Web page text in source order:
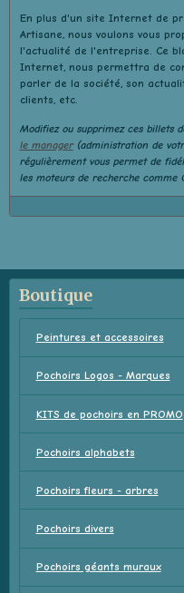
En plus d'un site Internet de
Artisane, nous voulons vous
l'actualité de l'entreprise. Ce
Internet, nous permettra de
parler de la société, son
clients, etc.
Modifiez ou supprimez ces billets
le manager(administration de
régulièrement vous permet de
les moteurs de recherche comme
Boutique
Peintures et accessoires
Pochoirs Logos - Marques
KITS de pochoirs en PROMO
Pochoirs alphabets
Pochoirs fleurs - arbres
Pochoirs divers
Pochoirs géants muraux